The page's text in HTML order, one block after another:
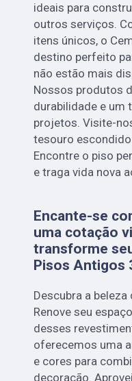
ideais para
outros serviços.
itens únicos, o
destino perfeito
não estão mais
Nossos produtos
durabilidade e um
projetos. Visite-
tesouro
Encontre o piso
e traga vida nova
Encante-se
uma cotação
transforme
Pisos Antigos
Descubra a
Renove seu
desses
oferecemos uma
e cores para
decoração.